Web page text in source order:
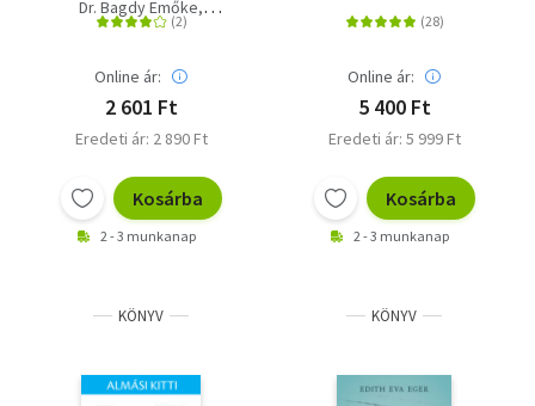
Dr. Bagdy Emőke
Popper Péter Koltai Mária
Online ár:
2 601 Ft
Eredeti ár: 2 890 Ft
Kosárba
2 - 3 munkanap
gyerekkorban,
párkapcsolatokban
Online ár:
5 400 Ft
Eredeti ár: 5 999 Ft
Kosárba
2 - 3 munkanap
KÖNYV KÖNYV